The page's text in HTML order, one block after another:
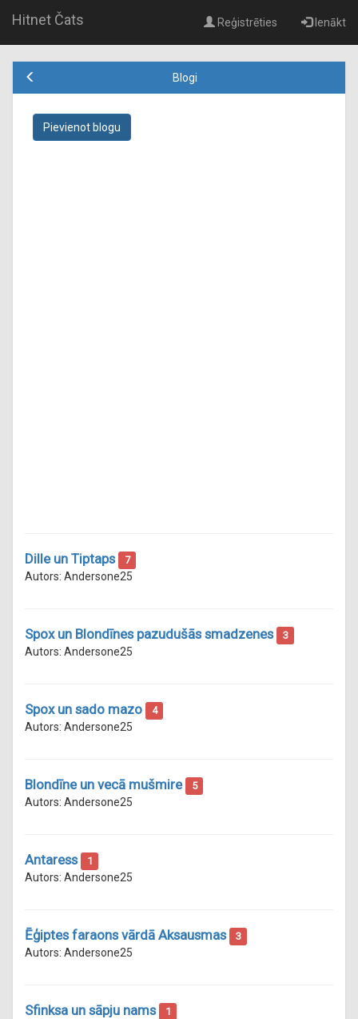
Hitnet Čats Reģistrēties Ienākt
Blogi
Pievienot blogu
Dille un Tiptaps 7
Autors: Andersone25
Spox un Blondīnes pazudušās smadzenes 3
Autors: Andersone25
Spox un sado mazo 4
Autors: Andersone25
Blondīne un vecā mušmire 5
Autors: Andersone25
Antaress 1
Autors: Andersone25
Ēģiptes faraons vārdā Aksausmas 3
Autors: Andersone25
Sfinksa un sāpju nams 1